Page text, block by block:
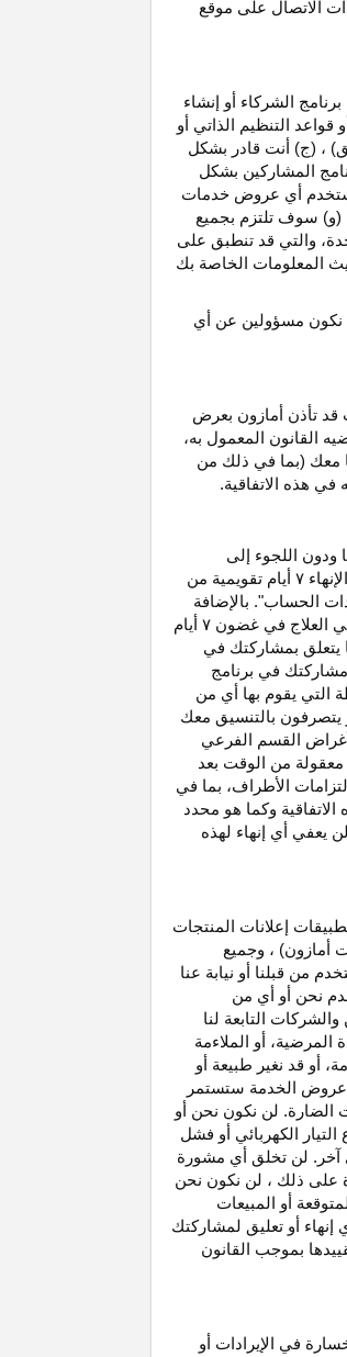
الاتصال على موقع
الشركاء أو إنشاء
التنظيم الذاتي أو
، (ج) أنت قادر بشكل
المشاركين بشكل
تستخدم أي عروض خدمات
(و) سوف تلتزم بجميع
والتي قد تنطبق على
المعلومات الخاصة بك
نكون مسؤولين عن أي
قد تأذن أمازون بعرض
القانون المعمول به،
معك (بما في ذلك من
في هذه الاتفاقية.
ودون اللجوء إلى
۷ أيام تقويمية من
الحساب". بالإضافة
في العلاج في غضون ۷ أيام
يتعلق بمشاركتك في
مشاركتك في برنامج
التي يقوم بها أي من
يتصرفون بالتنسيق معك
القسم الفرعي
معقولة من الوقت بعد
الأطراف، بما في
وكما هو محدد
يعفي أي إنهاء لهذه
إعلانات المنتجات
أمازون) ، وجميع
من قبلنا أو نيابة عنا
نحن أو أي من
التابعة لنا
أو الملاءمة
أو قد نغير طبيعة أو
عروض الخدمة ستستمر
الضارة. لن نكون نحن أو
التيار الكهربائي أو فشل
آخر. لن تخلق أي مشورة
على ذلك ، لن نكون نحن
أو المبيعات
أو تعليق لمشاركتك
بموجب القانون
خسارة في الإيرادات أو